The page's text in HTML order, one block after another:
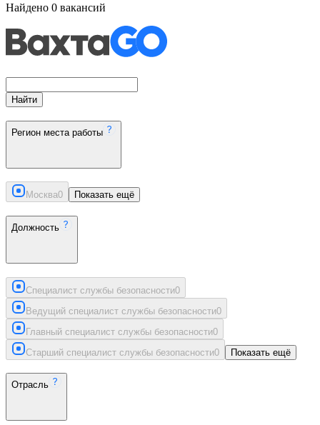
Найдено 0 вакансий
Найти
Регион места работы
Москва0 Показать ещё
Должность
Специалист службы безопасности0
Ведущий специалист службы безопасности0
Главный специалист службы безопасности0
Старший специалист службы безопасности0 Показать ещё
Отрасль